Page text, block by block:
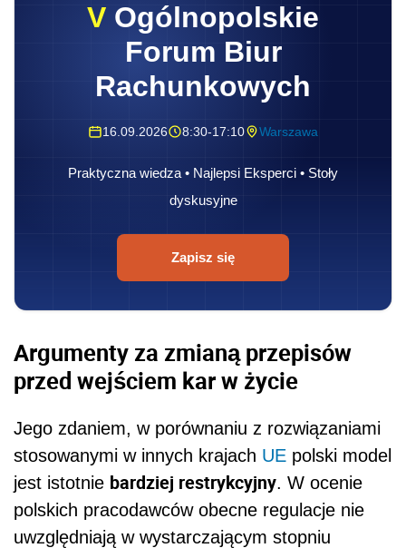
V Ogólnopolskie
Forum Biur
Rachunkowych
16.09.2026 8:30-17:10 Warszawa
Praktyczna wiedza • Najlepsi Eksperci • Stoły
dyskusyjne
Zapisz się
Argumenty za zmianą przepisów
przed wejściem kar w życie
Jego zdaniem, w porównaniu z rozwiązaniami
stosowanymi w innych krajach UE polski model
jest istotnie bardziej restrykcyjny. W ocenie
polskich pracodawców obecne regulacje nie
uwzględniają w wystarczającym stopniu